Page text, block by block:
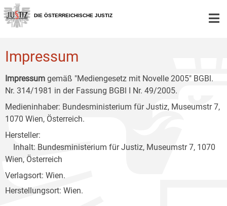
Zur
Hauptnavigation
[1]
Zum
Inhalt
[2]
Zum
Untermenü
[3]
DIE ÖSTERREICHISCHE JUSTIZ
Impressum
Impressum gemäß "Mediengesetz mit Novelle 2005" BGBl.
Nr. 314/1981 in der Fassung BGBl I Nr. 49/2005.
Medieninhaber: Bundesministerium für Justiz, Museumstr 7,
1070 Wien, Österreich.
Hersteller:
Inhalt: Bundesministerium für Justiz, Museumstr 7, 1070
Wien, Österreich
Verlagsort: Wien.
Herstellungsort: Wien.